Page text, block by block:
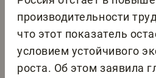
производительности
что этот показатель
условием устойчивого
роста. Об этом заявила